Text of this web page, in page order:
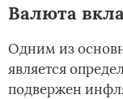
Валюта
Одним из
является
подвержен